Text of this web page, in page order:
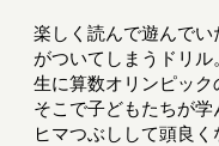
楽しく読んで遊んで
がついてしまうドリ
生に算数オリンピック
そこで子どもたちが学
ヒマつぶしして頭良く